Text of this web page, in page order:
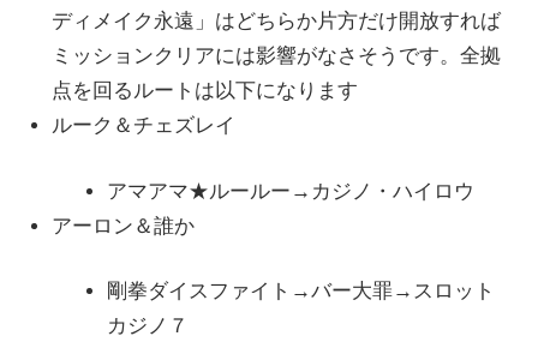
ディメイク永遠」はどちらか片方だけ開放すれば
ミッションクリアには影響がなさそうです。全拠
点を回るルートは以下になります
ルーク＆チェズレイ
アマアマ★ルールー→カジノ・ハイロウ
アーロン＆誰か
剛拳ダイスファイト→バー大罪→スロット
カジノ７